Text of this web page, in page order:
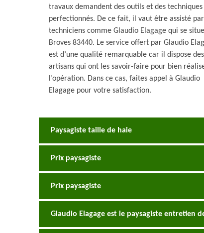
travaux demandent des outils et des techniques
perfectionnés. De ce fait, il vaut être assisté
techniciens comme Glaudio Elagage qui se
Broves 83440. Le service offert par Glaudio
est d’une qualité remarquable car il dispose des
artisans qui ont les savoir-faire pour bien
l’opération. Dans ce cas, faites appel à Glaudio
Elagage pour votre satisfaction.
Paysagiste taille de haie
Prix paysagiste
Prix paysagiste
Glaudio Elagage est le paysagiste entretien